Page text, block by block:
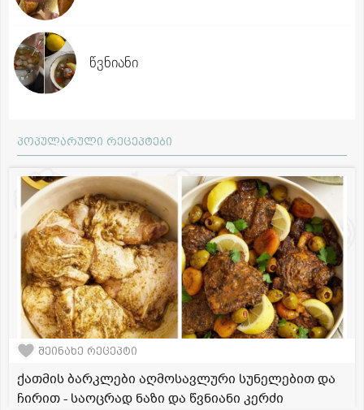
წვნიანი
პოპულარული რეცეპტები
შეინახე რეცეპტი
ქათმის ბარკლები აღმოსავლური სუნელებით და
ჩირით - საოცრად ნაზი და წვნიანი კერძი